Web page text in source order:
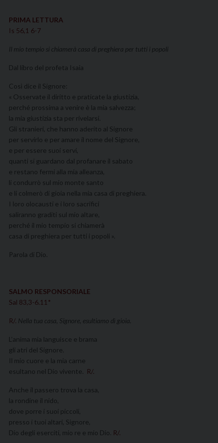
PRIMA LETTURA
Is 56,1 6-7
Il mio tempio si chiamerà casa di preghiera per tutti i popoli
Dal libro del profeta Isaia
Così dice il Signore:
« Osservate il diritto e praticate la giustizia,
perché prossima a venire è la mia salvezza;
la mia giustizia sta per rivelarsi.
Gli stranieri, che hanno aderito al Signore
per servirlo e per amare il nome del Signore,
e per essere suoi servi,
quanti si guardano dal profanare il sabato
e restano fermi alla mia alleanza,
li condurrò sul mio monte santo
e li colmerò di gioia nella mia casa di preghiera.
I loro olocausti e i loro sacrifici
saliranno graditi sul mio altare,
perché il mio tempio si chiamerà
casa di preghiera per tutti i popoli ».
Parola di Dio.
SALMO RESPONSORIALE
Sal 83,3-6.11*
R/. Nella tua casa, Signore, esultiamo dì gioia.
L’anima mia languisce e brama
gli atri del Signore.
Il mio cuore e la mia carne
esultano nel Dio vivente.
R/.
Anche il passero trova la casa,
la rondine il nido,
dove porre i suoi piccoli,
presso i tuoi altari, Signore,
Dio degli eserciti, mio re e mio Dio. R/.